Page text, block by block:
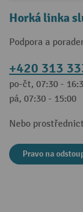
Horká linka
Podpora a
+420 313
po-čt, 07:30 -
pá, 07:30 - 15:00
Nebo
Pravo na